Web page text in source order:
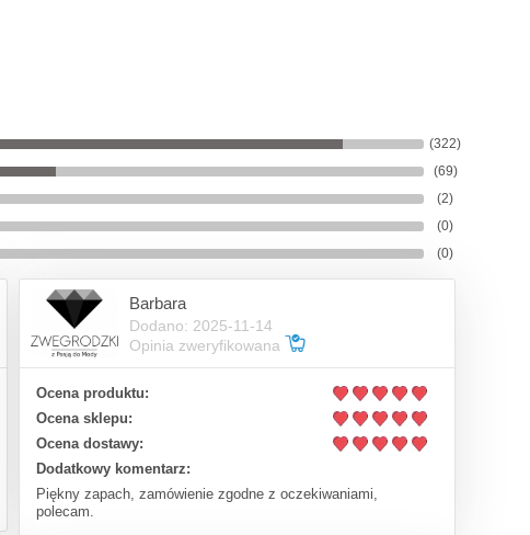
(322)
(69)
(2)
(0)
(0)
Barbara
Dodano: 2025-11-14
Opinia zweryfikowana
Ocena produktu:
Ocena sklepu:
Ocena dostawy:
Dodatkowy komentarz:
Piękny zapach, zamówienie zgodne z oczekiwaniami,
polecam.